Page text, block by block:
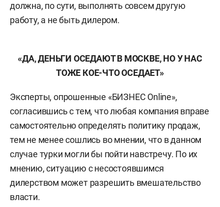
должна, по сути, выполнять совсем другую
работу, а не быть дилером.
«ДА, ДЕНЬГИ ОСЕДАЮТ В МОСКВЕ, НО У НАС
ТОЖЕ КОЕ-ЧТО ОСЕДАЕТ»
Эксперты, опрошенные «БИЗНЕС Online»,
согласившись с тем, что любая компания вправе
самостоятельно определять политику продаж,
тем не менее сошлись во мнении, что в данном
случае турки могли бы пойти навстречу. По их
мнению, ситуацию с несостоявшимся
дилерством может разрешить вмешательство
власти.